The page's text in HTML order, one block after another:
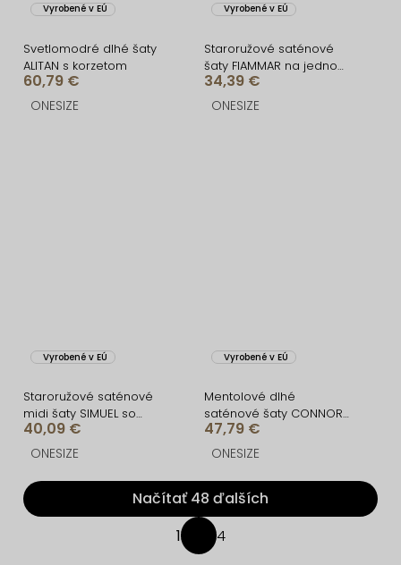
Vyrobené v EÚ
Svetlomodré dlhé šaty
ALITAN s korzetom
60,79 €
ONESIZE
Vyrobené v EÚ
Staroružové saténové
šaty FIAMMAR na jedno
rameno
34,39 €
ONESIZE
Vyrobené v EÚ
Staroružové saténové
midi šaty SIMUEL so
šnurovaním
40,09 €
ONESIZE
Vyrobené v EÚ
Mentolové dlhé
saténové šaty CONNOR
na ramienka
47,79 €
ONESIZE
O
v
Načítať 48 ďalších
1 4